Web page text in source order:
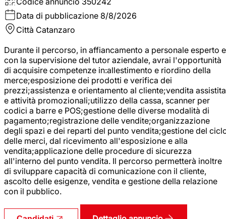
Data di pubblicazione 8/8/2026
Città Catanzaro
Durante il percorso, in affiancamento a personale esperto e
con la supervisione del tutor aziendale, avrai l'opportunità
di acquisire competenze in:allestimento e riordino della
merce;esposizione dei prodotti e verifica dei
prezzi;assistenza e orientamento al cliente;vendita assistita
e attività promozionali;utilizzo della cassa, scanner per
codici a barre e POS;gestione delle diverse modalità di
pagamento;registrazione delle vendite;organizzazione
degli spazi e dei reparti del punto vendita;gestione del
delle merci, dal ricevimento all'esposizione e alla
vendita;applicazione delle procedure di sicurezza
all'interno del punto vendita. Il percorso permetterà inoltre
di sviluppare capacità di comunicazione con il cliente,
ascolto delle esigenze, vendita e gestione della relazione
con il pubblico.